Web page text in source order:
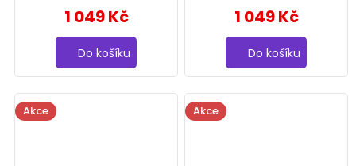
1 049 Kč
Do košíku
1 049 Kč
Do košíku
Akce Akce